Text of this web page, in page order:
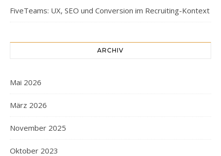
FiveTeams: UX, SEO und Conversion im Recruiting-Kontext
ARCHIV
Mai 2026
März 2026
November 2025
Oktober 2023